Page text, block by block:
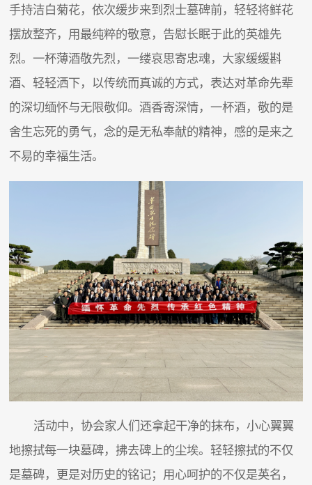
手持洁白菊花，依次缓步来到烈士墓碑前，轻轻将鲜花
摆放整齐，用最纯粹的敬意，告慰长眠于此的英雄先
烈。一杯薄酒敬先烈，一缕哀思寄忠魂，大家缓缓斟
酒、轻轻洒下，以传统而真诚的方式，表达对革命先辈
的深切缅怀与无限敬仰。酒香寄深情，一杯酒，敬的是
舍生忘死的勇气，念的是无私奉献的精神，感的是来之
不易的幸福生活。
活动中，协会家人们还拿起干净的抹布，小心翼翼
地擦拭每一块墓碑，拂去碑上的尘埃。轻轻擦拭的不仅
是墓碑，更是对历史的铭记；用心呵护的不仅是英名，